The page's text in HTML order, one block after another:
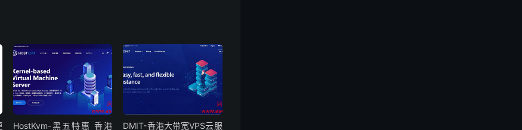
HostKvm-黑五特惠 香港
DMIT-香港大带宽VPS云服